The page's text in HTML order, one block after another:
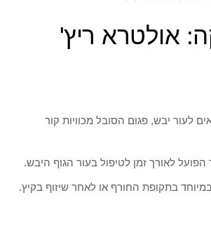
אולטרא ריץ'
לעור יבש, פגום הסובל מכוויות קור
לאורך זמן לטיפול בעור הגוף היבש.
בתקופת החורף או לאחר שיזוף בקיץ.